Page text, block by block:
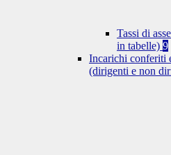
Tassi di
in tabelle) 9
Incarichi conferiti
(dirigenti e non